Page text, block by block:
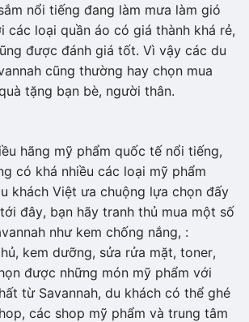
nổi tiếng đang làm mưa làm gió
các loại quần áo có giá thành khá rẻ,
được đánh giá tốt. Vì vậy các du
cũng thường hay chọn mua
tặng bạn bè, người thân.
hãng mỹ phẩm quốc tế nổi tiếng,
có khá nhiều các loại mỹ phẩm
khách Việt ưa chuộng lựa chọn đấy
đây, bạn hãy tranh thủ mua một số
như kem chống nắng, :
kem dưỡng, sửa rửa mặt, toner,
được những món mỹ phẩm với
từ Savannah, du khách có thể ghé
các shop mỹ phẩm và trung tâm